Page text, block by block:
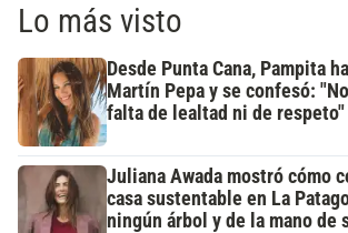
Lo más visto
Desde Punta Cana, Pampita
Martín Pepa y se confesó:
falta de lealtad ni de respeto"
Juliana Awada mostró cómo
casa sustentable en La
ningún árbol y de la mano de